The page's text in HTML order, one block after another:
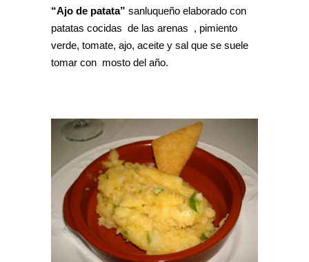
“Ajo de patata” sanluqueño elaborado con
patatas cocidas de las arenas , pimiento
verde, tomate, ajo, aceite y sal que se suele
tomar con mosto del año.